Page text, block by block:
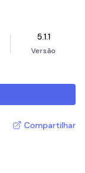
5.1.1
Versão
Compartilhar